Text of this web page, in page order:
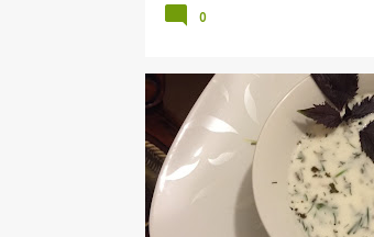
0
AYRAN ÇORBASI CORBALAR
SOĞUK ÇORBA